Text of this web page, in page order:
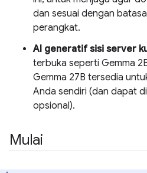
dan sesuai dengan
perangkat.
AI generatif sisi server
terbuka seperti Gemma
Gemma 27B tersedia
Anda sendiri (dan dapat
opsional).
Mulai